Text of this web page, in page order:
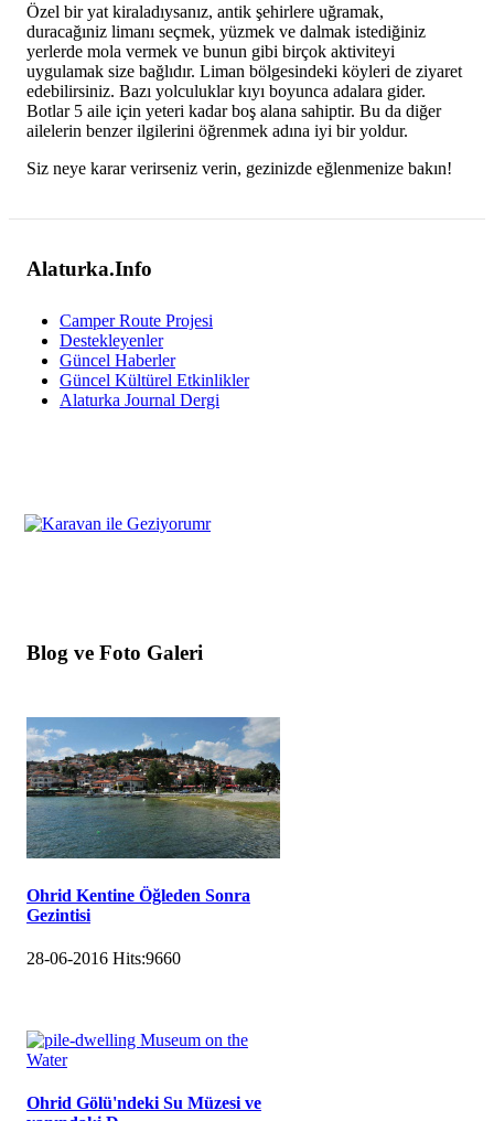
Özel bir yat kiraladıysanız, antik şehirlere uğramak,
duracağıniz limanı seçmek, yüzmek ve dalmak istediğiniz
yerlerde mola vermek ve bunun gibi birçok aktiviteyi
uygulamak size bağlıdır. Liman bölgesindeki köyleri de ziyaret
edebilirsiniz. Bazı yolculuklar kıyı boyunca adalara gider.
Botlar 5 aile için yeteri kadar boş alana sahiptir. Bu da diğer
ailelerin benzer ilgilerini öğrenmek adına iyi bir yoldur.
Siz neye karar verirseniz verin, gezinizde eğlenmenize bakın!
Alaturka.Info
Camper Route Projesi
Destekleyenler
Güncel Haberler
Güncel Kültürel Etkinlikler
Alaturka Journal Dergi
Blog ve Foto Galeri
Ohrid Kentine Öğleden Sonra
Gezintisi
28-06-2016 Hits:9660
Ohrid Gölü'ndeki Su Müzesi ve